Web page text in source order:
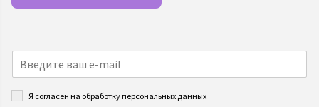
Я согласен на обработку персональных данных